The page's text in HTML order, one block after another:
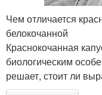
Чем отличается
белокочанной
Краснокочанная
биологическим
решает, стоит ли